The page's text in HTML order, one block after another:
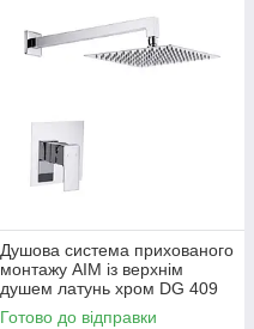
Душова система прихованого
монтажу AIM із верхнім
душем латунь хром DG 409
chrome
Готово до відправки